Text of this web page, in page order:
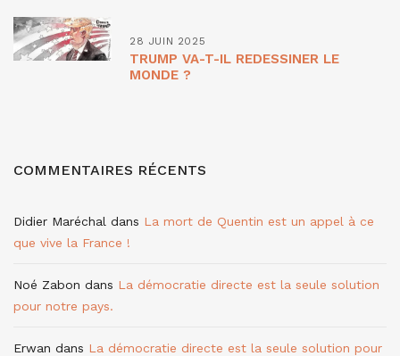
28 JUIN 2025
TRUMP VA-T-IL REDESSINER LE
MONDE ?
COMMENTAIRES RÉCENTS
Didier Maréchal dans La mort de Quentin est un appel à ce
que vive la France !
Noé Zabon dans La démocratie directe est la seule solution
pour notre pays.
Erwan dans La démocratie directe est la seule solution pour